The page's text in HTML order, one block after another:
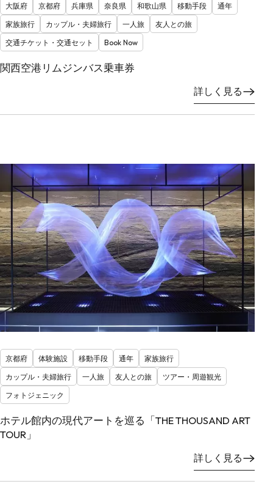
大阪府 京都府 兵庫県 奈良県 和歌山県 移動手段
通年
家族旅行
カップル・夫婦旅行 一人旅
友人との旅
交通チケット・交通セット
Book Now
関西空港リムジンバス乗車券
詳しく見る
京都府 体験施設 移動手段 通年
家族旅行
カップル・夫婦旅行
一人旅 友人との旅
ツアー・周遊観光
フォトジェニック
ホテル館内の現代アートを巡る「THE THOUSAND ART
TOUR」
詳しく見る